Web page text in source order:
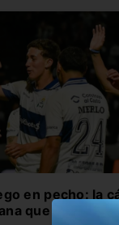
en pecho: la
que ilusiona a